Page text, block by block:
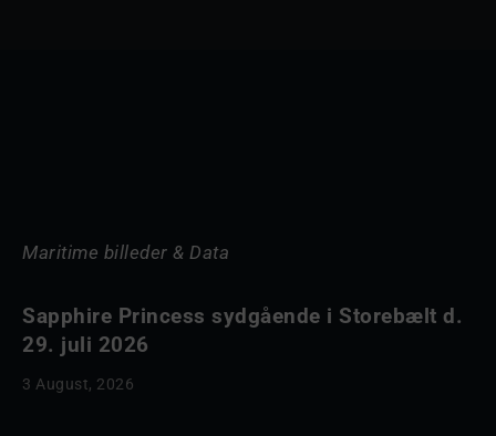
Maritime billeder & Data
Sapphire Princess sydgående i Storebælt d.
29. juli 2026
3 August, 2026